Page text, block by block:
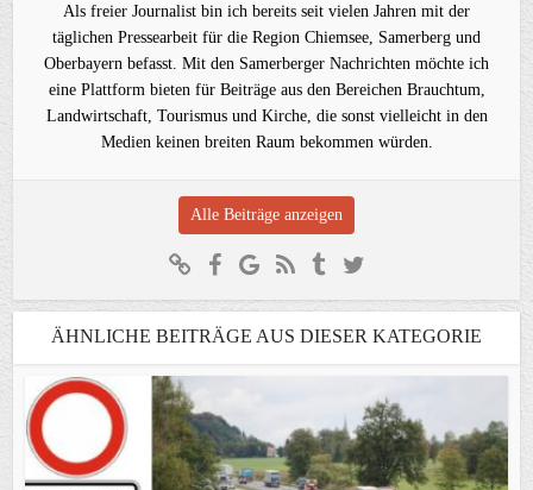
Als freier Journalist bin ich bereits seit vielen Jahren mit der
täglichen Pressearbeit für die Region Chiemsee, Samerberg und
Oberbayern befasst. Mit den Samerberger Nachrichten möchte ich
eine Plattform bieten für Beiträge aus den Bereichen Brauchtum,
Landwirtschaft, Tourismus und Kirche, die sonst vielleicht in den
Medien keinen breiten Raum bekommen würden.
Alle Beiträge anzeigen
ÄHNLICHE BEITRÄGE AUS DIESER KATEGORIE